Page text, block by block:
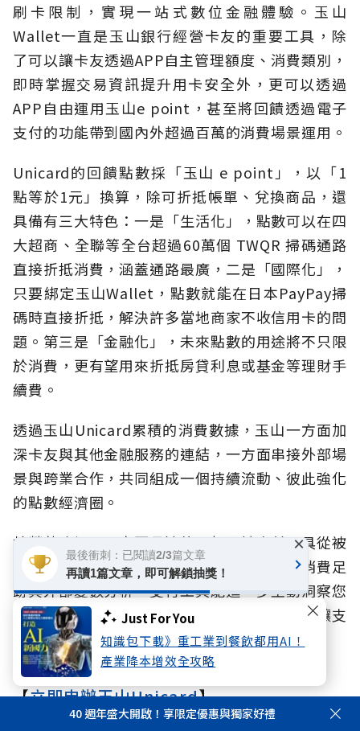
Just For You
知識包下載》重工業到餐飲都用AI！
產業降本增效全攻略
刷卡限制，實現一站式數位金融體驗。玉山
Wallet一直是玉山銀行經營卡友的重要工具，除
了可以讓卡友透過APP自主管理額度、消費類別，
即時掌握交易資訊提升用卡安全外，更可以透過
APP自由運用玉山e point，甚至將回饋透過電子
支付的功能帶到國內外超過百萬的消費場景運用。
Unicard的回饋點數採「玉山 e point」，以「1
點等於1元」換算，除可折抵帳單、兌換商品，還
具備有三大特色：一是「生活化」，點數可以在四
大超商、全聯等全台超過60萬個 TWQR 掃碼通路
直接折抵消費，涵蓋通路最廣，二是「國際化」，
只要綁定玉山Wallet，點數就能在日本PayPay掃
碼時直接折抵，解決許多當地商家不收信用卡的問
題。第三是「金融化」，未來點數的用途將不只限
於消費，更有望用來折抵房貸利息或基金等理財手
續費。
透過玉山Unicard累積的消費數據，玉山一方面加
深卡友與其他金融服務的連結，一方面串接外部場
景與跨業合作，共同組成一個持續流動、彼此強化
的點數經濟圈。
林榮華強調，玉山更長遠的目標是讓支付工具從被
動回饋，進化為「主動預測」。「透過即時消費足
跡與外部變數分析，支付工具能進一步主動洞察您
的消費偏好，精準推薦符合習慣的卡友優惠，讓支
付體驗真正升級為消費者的生活顧問。」
【立即申辦玉山Unicard】
40 週年盛大開啟！享限定優惠與獨家好禮
最後衝刺：已閱讀2/3篇文章
再讀1篇文章，即可解鎖抽獎！
×